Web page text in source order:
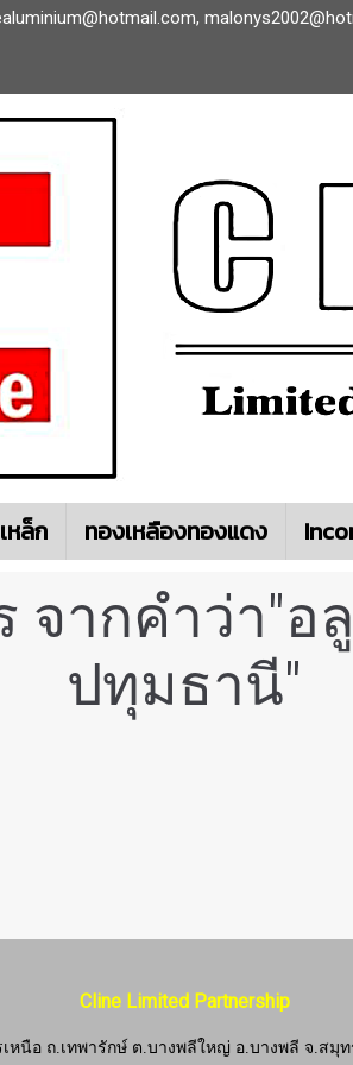
,
เหล็ก ทองเหลืองทองแดง
จากคำว่า"อ
ปทุมธานี"
Cline Limited Partnership
หนือ ถ.เทพารักษ์ ต.บางพลีใหญ่ อ.บางพลี จ.สมุท